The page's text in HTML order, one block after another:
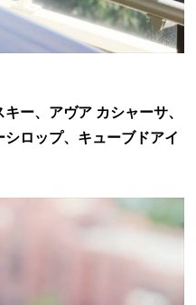
ー、アヴア カシャーサ、
ロップ、キューブドアイ